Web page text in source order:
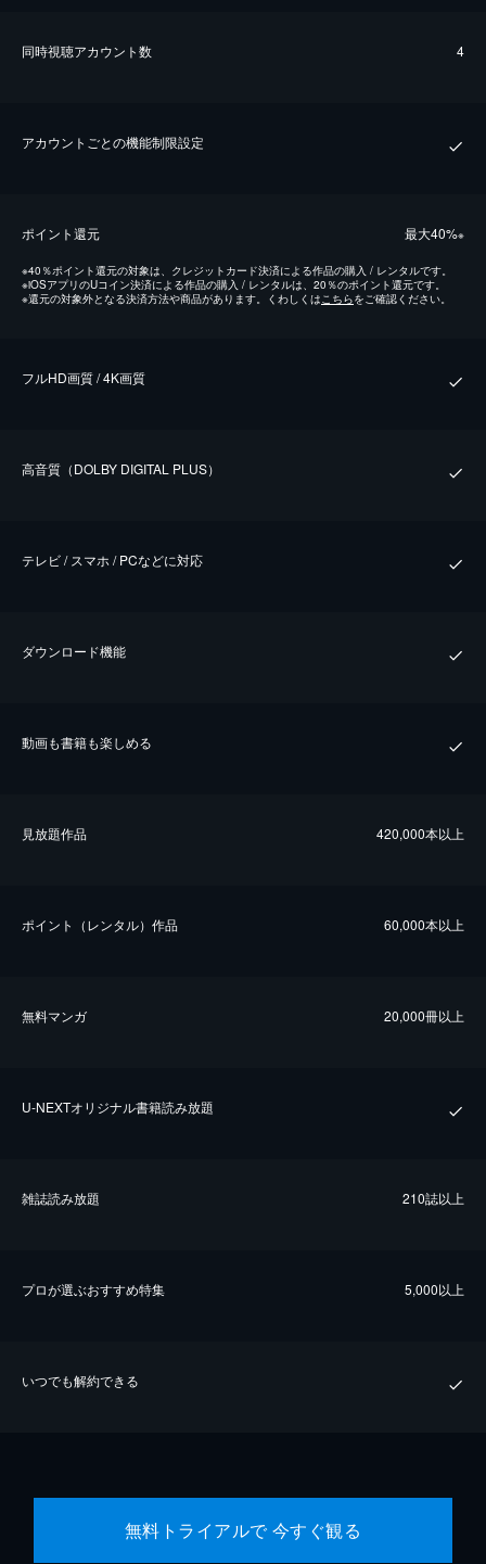
同時視聴アカウント数 4
アカウントごとの機能制限設定
ポイント還元 最⼤40%※
※40％ポイント還元の対象は、クレジットカード決済による作品の購入 / レンタルです。
※iOSアプリのUコイン決済による作品の購入 / レンタルは、20％のポイント還元です。
※還元の対象外となる決済方法や商品があります。くわしくはこちらをご確認ください。
フルHD画質 / 4K画質
⾼⾳質（DOLBY DIGITAL PLUS）
テレビ / スマホ / PCなどに対応
ダウンロード機能
動画も書籍も楽しめる
⾒放題作品 420,000本以上
ポイント（レンタル）作品 60,000本以上
無料マンガ 20,000冊以上
U-NEXTオリジナル書籍読み放題
雑誌読み放題 210誌以上
プロが選ぶおすすめ特集 5,000以上
いつでも解約できる
無料トライアルで 今すぐ観る